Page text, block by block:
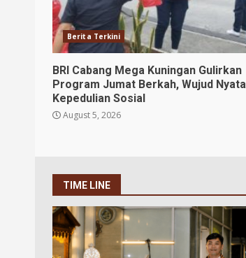
Berita Terkini
BRI Cabang Mega Kuningan Gulirkan
Program Jumat Berkah, Wujud Nyata
Kepedulian Sosial
August 5, 2026
TIME LINE